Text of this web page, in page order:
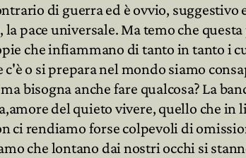
di guerra ed è ovvio, suggestivo
la pace universale. Ma temo che
che infiammano di tanto in tanto i
o si prepara nel mondo siamo
bisogna anche fare qualcosa? La
del quieto vivere, quello che in
ci rendiamo forse colpevoli di
che lontano dai nostri occhi si